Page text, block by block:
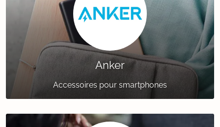
Anker
Accessoires pour smartphones